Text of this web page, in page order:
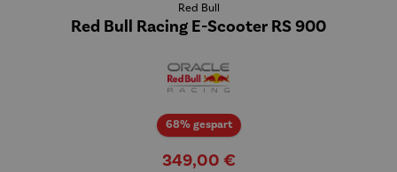
Red Bull
Red Bull Racing E-Scooter RS 900
68% gespartRabatt
349,00 €